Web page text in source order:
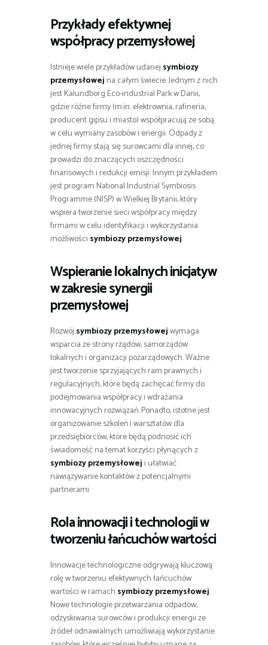
Przykłady efektywnej
współpracy przemysłowej
Istnieje wiele przykładów udanej symbiozy
przemysłowej na całym świecie. Jednym z nich
jest Kalundborg Eco-industrial Park w Danii,
gdzie różne firmy (m.in. elektrownia, rafineria,
producent gipsu i miasto) współpracują ze sobą
w celu wymiany zasobów i energii. Odpady z
jednej firmy stają się surowcami dla innej, co
prowadzi do znaczących oszczędności
finansowych i redukcji emisji. Innym przykładem
jest program National Industrial Symbiosis
Programme (NISP) w Wielkiej Brytanii, który
wspiera tworzenie sieci współpracy między
firmami w celu identyfikacji i wykorzystania
możliwości symbiozy przemysłowej.
Wspieranie lokalnych inicjatyw
w zakresie synergii
przemysłowej
Rozwój symbiozy przemysłowejwymaga
wsparcia ze strony rządów, samorządów
lokalnych i organizacji pozarządowych. Ważne
jest tworzenie sprzyjających ram prawnych i
regulacyjnych, które będą zachęcać firmy do
podejmowania współpracy i wdrażania
innowacyjnych rozwiązań. Ponadto, istotne jest
organizowanie szkoleń i warsztatów dla
przedsiębiorców, które będą podnosić ich
świadomość na temat korzyści płynących z
symbiozy przemysłowej i ułatwiać
nawiązywanie kontaktów z potencjalnymi
partnerami.
Rola innowacji i technologii w
tworzeniu łańcuchów wartości
Innowacje technologiczne odgrywają kluczową
rolę w tworzeniu efektywnych łańcuchów
wartości w ramach symbiozy przemysłowej.
Nowe technologie przetwarzania odpadów,
odzyskiwania surowców i produkcji energii ze
źródeł odnawialnych umożliwiają wykorzystanie